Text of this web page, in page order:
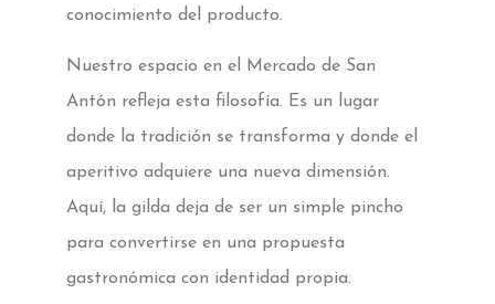
conocimiento del producto.
Nuestro espacio en el Mercado de San
Antón refleja esta filosofía. Es un lugar
donde la tradición se transforma y donde el
aperitivo adquiere una nueva dimensión.
Aquí, la gilda deja de ser un simple pincho
para convertirse en una propuesta
gastronómica con identidad propia.